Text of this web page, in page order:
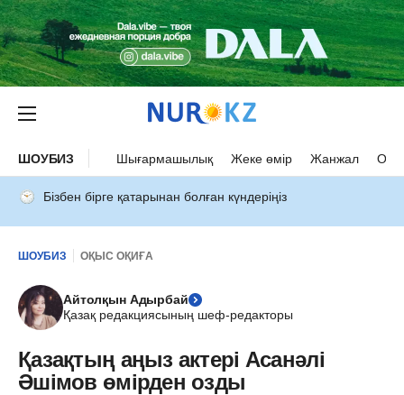
ШОУБИЗ Шығармашылық Жеке өмір Жанжал
Бізбен бірге қатарынан болған күндеріңіз
ШОУБИЗ ОҚЫС ОҚИҒА
Айтолқын Адырбай
Қазақ редакциясының шеф-редакторы
Қазақтың аңыз актері Асанәлі
Әшімов өмірден озды